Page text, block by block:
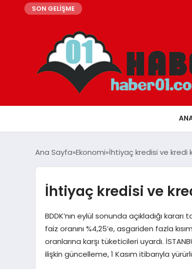
SON GELİŞME
Ana Sayfa Ekonomi İhtiyaç kredisi ve kredi
İhtiyaç kredisi ve
BDDK’nın eylül sonunda açıkladığı
faiz oranını %4,25’e, asgariden fazla
oranlarına karşı tüketicileri uyardı.
ilişkin güncelleme, 1 Kasım itibarıyla